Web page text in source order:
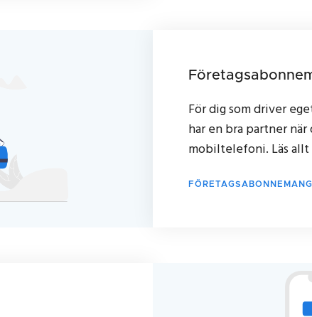
För dig som driver
har en bra partner
mobiltelefoni. Läs allt
FÖRETAGSABONNEMANG